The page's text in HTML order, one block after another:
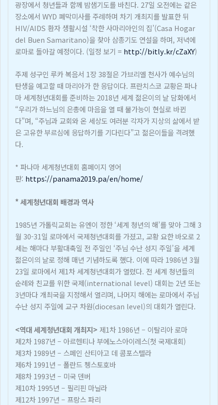
광장에서 청년들과 함께 밤샘기도를 바친다. 27일 오전에는 같은
장소에서 WYD 폐막미사를 주례하며 차기 개최지를 발표한 뒤
HIV/AIDS 환자 생활시설 ‘착한 사마리아인의 집’(Casa Hogar
del Buen Samaritano)을 찾아 삼종기도 연설을 하며, 저녁에
로마로 돌아갈 예정이다. (일정 보기 = http://bitly.kr/cZaXY)
주제 성구인 루카 복음서 1장 38절은 가브리엘 천사가 예수님의
탄생을 예고할 때 마리아가 한 응답이다. 프란치스코 교황은 파나
마 세계청년대회를 준비하는 2018년 세계 젊은이의 날 담화에서
“우리가 하느님의 은총에 마음을 열 때 불가능이 현실로 바뀐
다”며, “주님과 교회와 온 세상도 여러분 각자가 지상의 삶에서 받
은 고유한 부르심에 응답하기를 기다린다”고 젊은이들을 격려했
다.
* 파나마 세계청년대회 홈페이지 영어
판: https://panama2019.pa/en/home/
* 세계청년대회 배경과 역사
1985년 가톨릭교회는 유엔이 정한 ‘세계 청년의 해’를 맞아 그해 3
월 30-31일 로마에서 국제청년대회를 가졌고, 교황 요한 바오로 2
세는 해마다 부활대축일 전 주일인 ‘주님 수난 성지 주일’을 세계
젊은이의 날로 정해 매년 기념하도록 했다. 이에 따라 1986년 3월
23일 로마에서 제1차 세계청년대회가 열렸다. 전 세계 청년들의
순례와 친교를 위한 국제(international level) 대회는 2년 또는
3년마다 개최국을 지정해서 열리며, 나머지 해에는 로마에서 주님
수난 성지 주일에 교구 차원(diocesan level)의 대회가 열린다.
<역대 세계청년대회 개최지> 제1차 1986년 – 이탈리아 로마
제2차 1987년 – 아르헨티나 부에노스아이레스(첫 국제대회)
제3차 1989년 – 스페인 산티아고 데 콤포스텔라
제6차 1991년 – 폴란드 쳉스토호바
제8차 1993년 – 미국 덴버
제10차 1995년 – 필리핀 마닐라
제12차 1997년 – 프랑스 파리